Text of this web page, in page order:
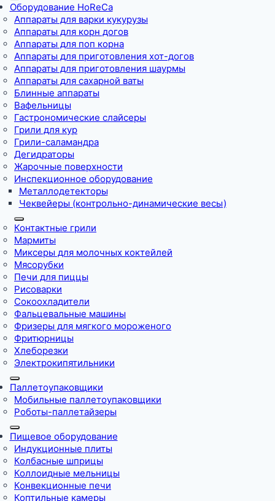
Оборудование HoReCa
Аппараты для варки кукурузы
Аппараты для корн догов
Аппараты для поп корна
Аппараты для приготовления хот-догов
Аппараты для приготовления шаурмы
Аппараты для сахарной ваты
Блинные аппараты
Вафельницы
Гастрономические слайсеры
Грили для кур
Грили-саламандра
Дегидраторы
Жарочные поверхности
Инспекционное оборудование
Металлодетекторы
Чеквейеры (контрольно-динамические весы)
Контактные грили
Мармиты
Миксеры для молочных коктейлей
Мясорубки
Печи для пиццы
Рисоварки
Сокоохладители
Фальцевальные машины
Фризеры для мягкого мороженого
Фритюрницы
Хлеборезки
Электрокипятильники
Паллетоупаковщики
Мобильные паллетоупаковщики
Роботы-паллетайзеры
Пищевое оборудование
Индукционные плиты
Колбасные шприцы
Коллоидные мельницы
Конвекционные печи
Коптильные камеры